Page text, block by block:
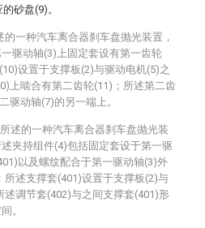
砂盘(9)。
一种汽车离合器刹车盘抛光装置，
驱动轴(3)上固定套设有第一齿轮
设置于支撑板(2)与驱动电机(5)之
上啮合有第二齿轮(11)；所述第二齿
驱动轴(7)的另一端上。
述的一种汽车离合器刹车盘抛光装
夹持组件(4)包括固定套设于第一驱
以及螺纹配合于第一驱动轴(3)外
所述支撑套(401)设置于支撑板(2)与
述调节套(402)与之间支撑套(401)形
。